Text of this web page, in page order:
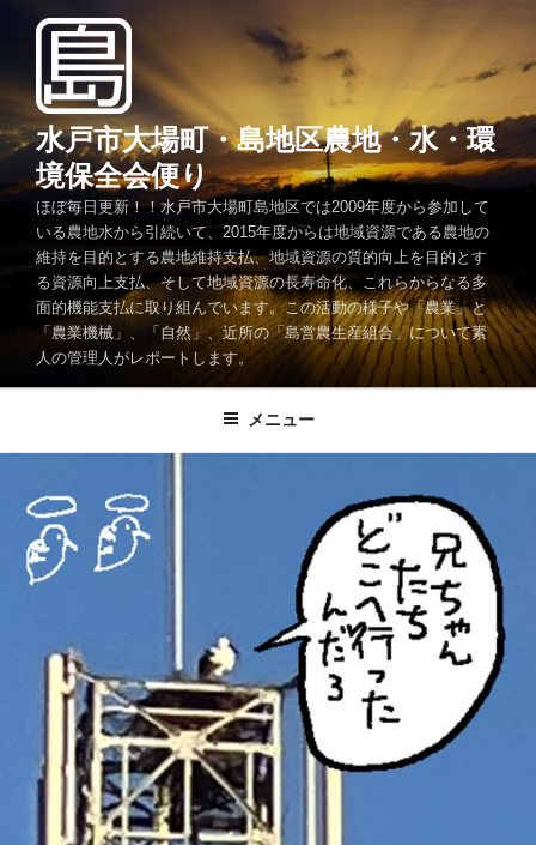
ツ
へ
ス
水戸市大場町・島地区農地・水・環
境保全会便り
ほぼ毎日更新！！水戸市大場町島地区では2009年度から参加して
いる農地水から引続いて、2015年度からは地域資源である農地の
維持を目的とする農地維持支払、地域資源の質的向上を目的とす
る資源向上支払、そして地域資源の長寿命化、これらからなる多
面的機能支払に取り組んでいます。この活動の様子や「農業」と
「農業機械」、「自然」、近所の「島営農生産組合」について素
人の管理人がレポートします。
メニュー